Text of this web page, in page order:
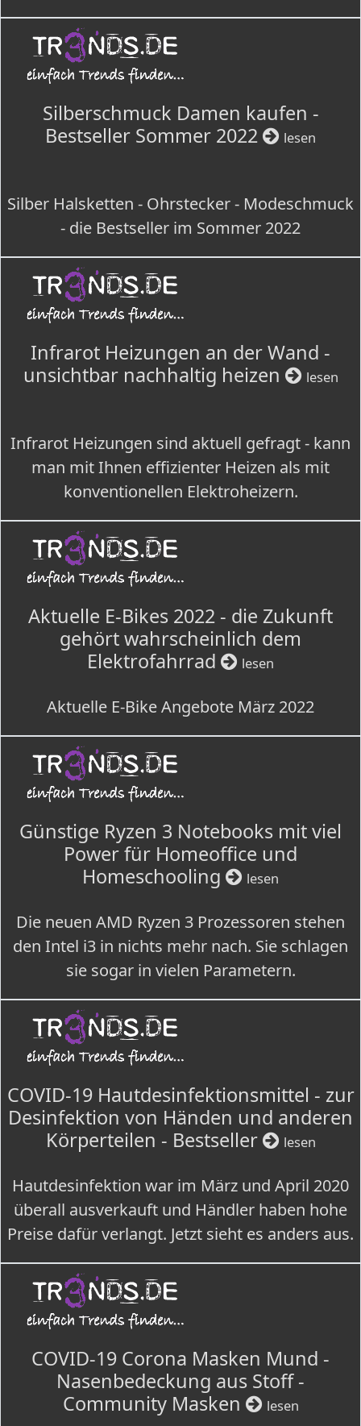
Silberschmuck Damen kaufen -
Bestseller Sommer 2022
lesen
Silber Halsketten - Ohrstecker - Modeschmuck
- die Bestseller im Sommer 2022
Infrarot Heizungen an der Wand -
unsichtbar nachhaltig heizen
lesen
Infrarot Heizungen sind aktuell gefragt - kann
man mit Ihnen effizienter Heizen als mit
konventionellen Elektroheizern.
Aktuelle E-Bikes 2022 - die Zukunft
gehört wahrscheinlich dem
Elektrofahrrad
lesen
Aktuelle E-Bike Angebote März 2022
Günstige Ryzen 3 Notebooks mit viel
Power für Homeoffice und
Homeschooling
lesen
Die neuen AMD Ryzen 3 Prozessoren stehen
den Intel i3 in nichts mehr nach. Sie schlagen
sie sogar in vielen Parametern.
COVID-19 Hautdesinfektionsmittel - zur
Desinfektion von Händen und anderen
Körperteilen - Bestseller
lesen
Hautdesinfektion war im März und April 2020
überall ausverkauft und Händler haben hohe
Preise dafür verlangt. Jetzt sieht es anders aus.
COVID-19 Corona Masken Mund -
Nasenbedeckung aus Stoff -
Community Masken
lesen